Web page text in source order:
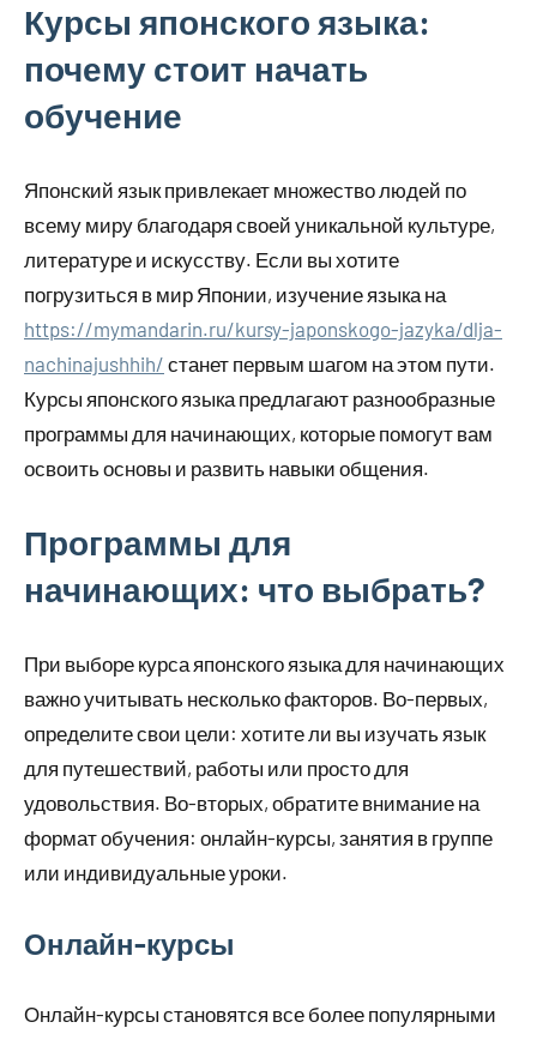
Курсы японского языка:
почему стоит начать
обучение
Японский язык привлекает множество людей по
всему миру благодаря своей уникальной культуре,
литературе и искусству. Если вы хотите
погрузиться в мир Японии, изучение языка на
https://mymandarin.ru/kursy-japonskogo-jazyka/dlja-
nachinajushhih/ станет первым шагом на этом пути.
Курсы японского языка предлагают разнообразные
программы для начинающих, которые помогут вам
освоить основы и развить навыки общения.
Программы для
начинающих: что выбрать?
При выборе курса японского языка для начинающих
важно учитывать несколько факторов. Во-первых,
определите свои цели: хотите ли вы изучать язык
для путешествий, работы или просто для
удовольствия. Во-вторых, обратите внимание на
формат обучения: онлайн-курсы, занятия в группе
или индивидуальные уроки.
Онлайн-курсы
Онлайн-курсы становятся все более популярными